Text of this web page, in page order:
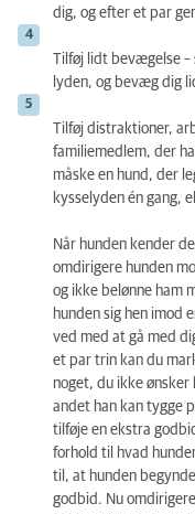
dig, og efter et par
Tilføj lidt bevægelse
lyden, og bevæg dig
Tilføj distraktioner,
familiemedlem, der
måske en hund, der
kysselyden én gang,
Når hunden kender
omdirigere hunden
og ikke belønne ham
hunden sig hen imod
ved med at gå med
et par trin kan du
noget, du ikke
andet han kan tygge
tilføje en ekstra
forhold til hvad
til, at hunden
godbid. Nu